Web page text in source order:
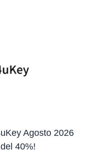
Agosto 2026
40%!